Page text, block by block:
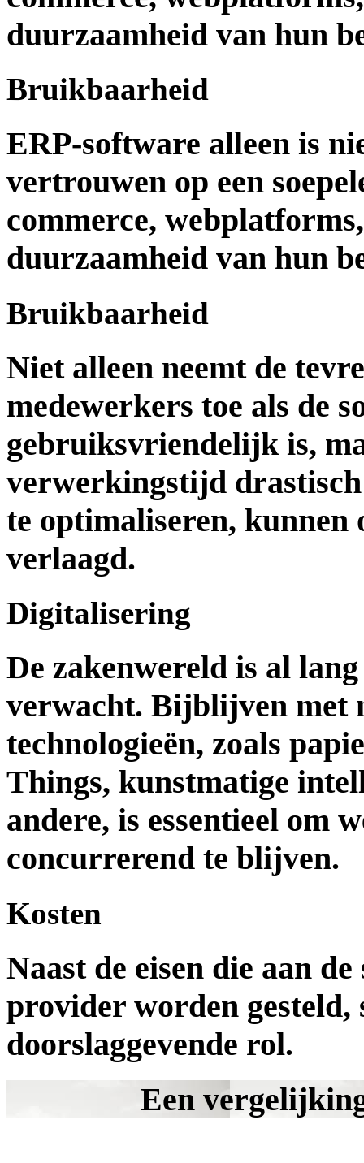
duurzaamheid van hun
Bruikbaarheid
ERP-software alleen is
vertrouwen op een
commerce,
duurzaamheid van hun
Bruikbaarheid
Niet alleen neemt de
medewerkers toe als de
gebruiksvriendelijk is,
verwerkingstijd
te optimaliseren, kunnen
verlaagd.
Digitalisering
De zakenwereld is al
verwacht. Bijblijven met
technologieën, zoals
Things, kunstmatige
andere, is essentieel om
concurrerend te blijven.
Kosten
Naast de eisen die aan
provider worden gesteld,
doorslaggevende rol.
Een